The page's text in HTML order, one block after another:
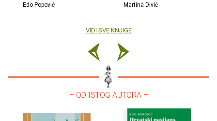
Edo Popović Martina Divić
VIDI SVE KNJIGE
– OD ISTOG AUTORA –